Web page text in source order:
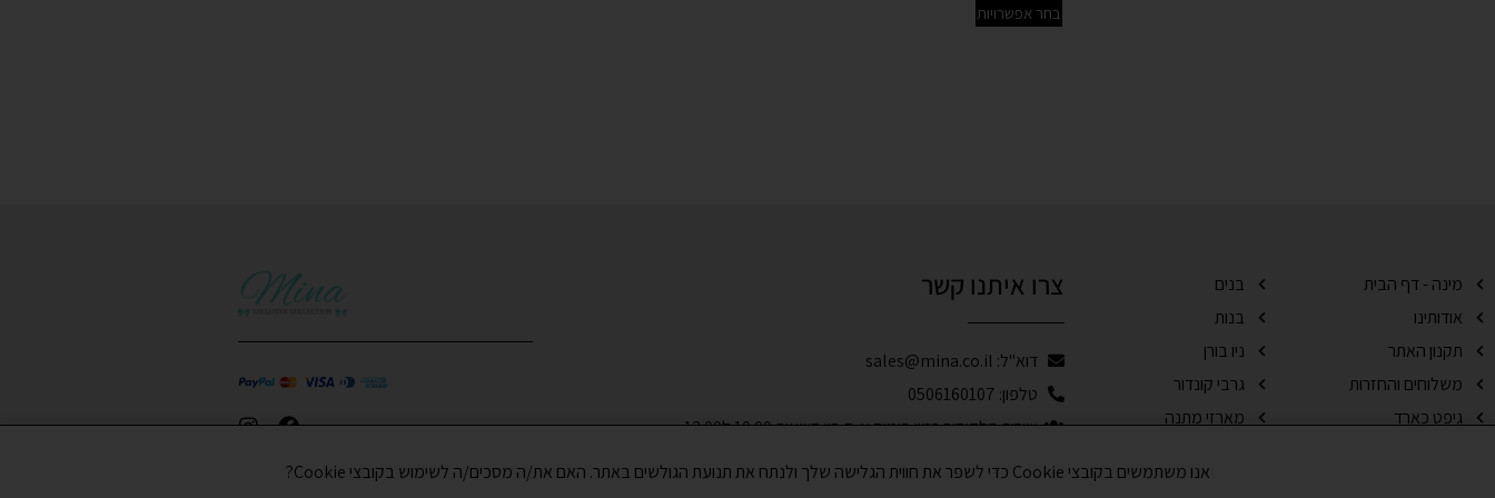
בחר אפשרויות
מינה - דף הבית
אודותינו
תקנון האתר
משלוחים והחזרות
גיפט כארד
בנים
בנות
ניו בורן
גרבי קונדור
מארזי מתנה
סוף עונה
צרו איתנו קשר
דוא"ל: sales@mina.co.il
טלפון: 0506160107
שירות הלקוחות זמין בימים א-ה בין השעות 10:00 ל13:00
אנו משתמשים בקובצי Cookie כדי לשפר את חווית הגלישה שלך ולנתח את תנועת הגולשים באתר. האם את/ה מסכים/ה לשימוש בקובצי Cookie?